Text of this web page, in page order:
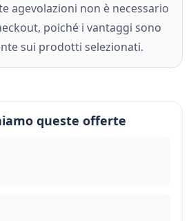
agevolazioni non è necessario
poiché i vantaggi sono
sui prodotti selezionati.
queste offerte